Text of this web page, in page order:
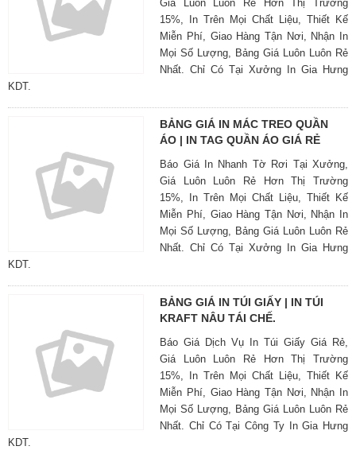
Giá Luôn Luôn Rẻ Hơn Thị Trường
15%, In Trên Mọi Chất Liệu, Thiết Kế
Miễn Phí, Giao Hàng Tận Nơi, Nhận In
Mọi Số Lượng, Bảng Giá Luôn Luôn Rẻ
Nhất. Chỉ Có Tại Xưởng In Gia Hưng
KDT.
BẢNG GIÁ IN MÁC TREO QUẦN
ÁO | IN TAG QUẦN ÁO GIÁ RẺ
Báo Giá In Nhanh Tờ Rơi Tại Xưởng,
Giá Luôn Luôn Rẻ Hơn Thị Trường
15%, In Trên Mọi Chất Liệu, Thiết Kế
Miễn Phí, Giao Hàng Tận Nơi, Nhận In
Mọi Số Lượng, Bảng Giá Luôn Luôn Rẻ
Nhất. Chỉ Có Tại Xưởng In Gia Hưng
KDT.
BẢNG GIÁ IN TÚI GIẤY | IN TÚI
KRAFT NÂU TÁI CHẾ.
Báo Giá Dịch Vụ In Túi Giấy Giá Rẻ,
Giá Luôn Luôn Rẻ Hơn Thị Trường
15%, In Trên Mọi Chất Liệu, Thiết Kế
Miễn Phí, Giao Hàng Tận Nơi, Nhận In
Mọi Số Lượng, Bảng Giá Luôn Luôn Rẻ
Nhất. Chỉ Có Tại Công Ty In Gia Hưng
KDT.